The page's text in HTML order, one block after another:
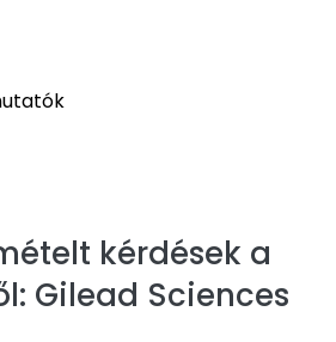
kérdések a
Gilead Sciences